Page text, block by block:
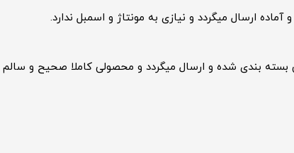
ارسال میگردد و نیازی به مونتاژ و اسمبل ندارد.
بندی شده و ارسال میگردد و محصولی کاملا صحیح و سالم